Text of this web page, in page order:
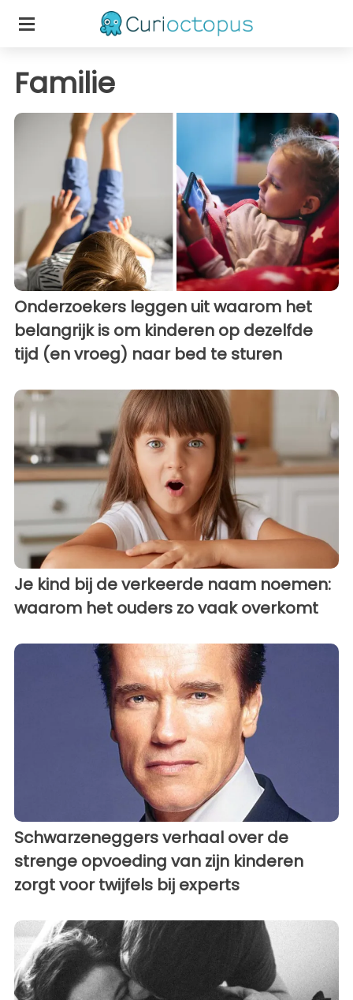
Familie
Onderzoekers leggen uit waarom het
belangrijk is om kinderen op dezelfde
tijd (en vroeg) naar bed te sturen
Je kind bij de verkeerde naam noemen:
waarom het ouders zo vaak overkomt
Schwarzeneggers verhaal over de
strenge opvoeding van zijn kinderen
zorgt voor twijfels bij experts